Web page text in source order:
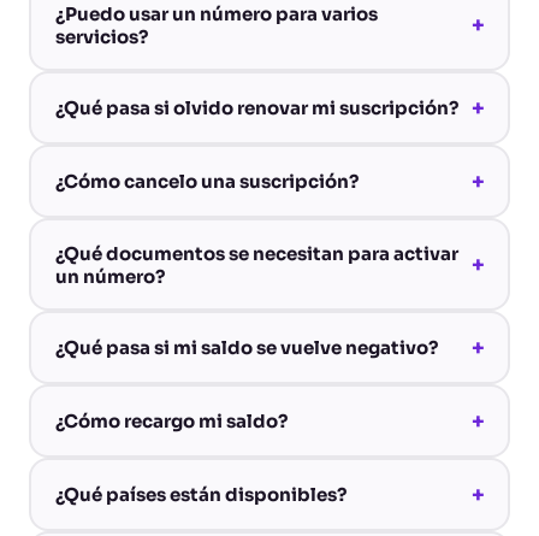
¿Puedo usar un número para varios
servicios?
+
¿Qué pasa si olvido renovar mi suscripción? +
¿Cómo cancelo una suscripción? +
¿Qué documentos se necesitan para activar
un número?
+
¿Qué pasa si mi saldo se vuelve negativo? +
¿Cómo recargo mi saldo? +
¿Qué países están disponibles? +